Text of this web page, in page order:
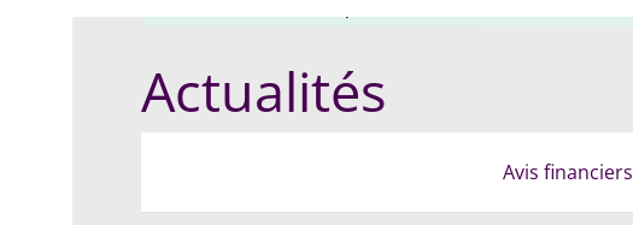
Actualités
Avis financiers